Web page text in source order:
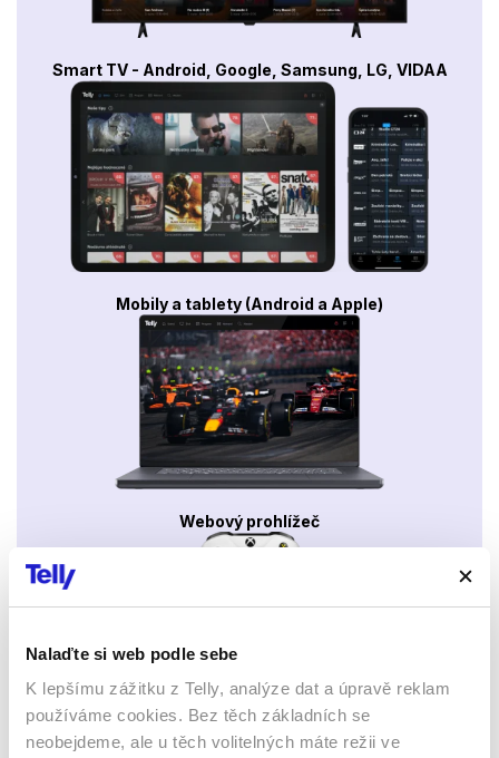
Nalaďte si web podle sebe
K lepšímu zážitku z Telly, analýze dat a úpravě reklam
používáme cookies. Bez těch základních se
neobejdeme, ale u těch volitelných máte režii ve
Smart TV - Android, Google, Samsung, LG, VIDAA
Mobily a tablety (Android a Apple)
Webový prohlížeč
Xbox app